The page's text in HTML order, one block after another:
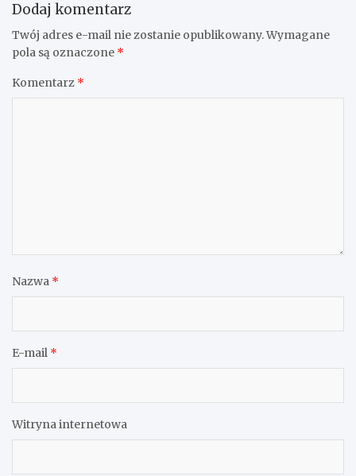
Dodaj komentarz
Twój adres e-mail nie zostanie opublikowany.Wymagane
pola są oznaczone *
Komentarz *
Nazwa *
E-mail *
Witryna internetowa